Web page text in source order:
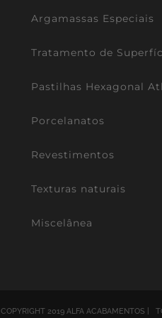
Argamassas Especiais
Tratamento de
Pastilhas Hexagonal
Porcelanatos
Revestimentos
Texturas naturais
Miscelânea
COPYRIGHT 2019 ALFA ACABAMENTOS |